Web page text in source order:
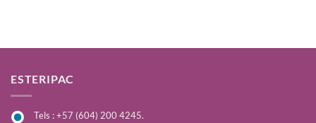
ESTERIPAC
Tels : +57 (604) 200 4245.